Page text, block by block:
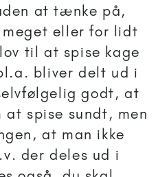
at tænke på,
eller for lidt
til at spise kage
bliver delt ud i
godt, at
at spise sundt, men
at man ikke
der deles ud i